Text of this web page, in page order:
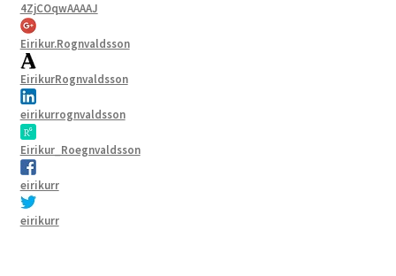
4ZjCOqwAAAAJ
Eirikur.Rognvaldsson
EirikurRognvaldsson
eirikurrognvaldsson
Eirikur_Roegnvaldsson
eirikurr
eirikurr